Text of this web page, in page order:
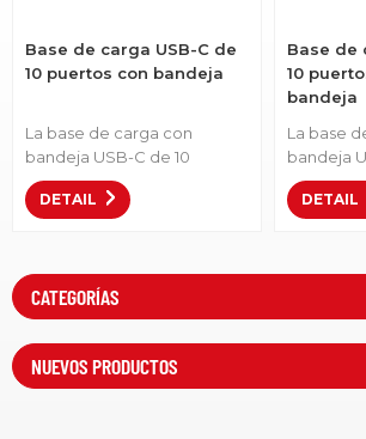
Base de carga USB-C de
10 puertos con bandeja
La base de carga con
bandeja USB-C de 10
puertos es una solución
ideal para la gestión de
eficiente: Encienda varios
dispositivos a la vez,
reduciendo el tiempo de
inactividad. •
Almacenamiento
organizado: Mantenga los
DETAIL
Base de
10
bandeja
La base
bandeja
puertos y
solución
de carga
los
y
rápida y
DETAIL
CATEGORÍAS
NUEVOS PRODUCTOS